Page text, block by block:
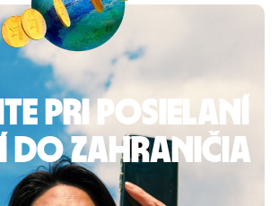
pri posielaní
do zahraničia